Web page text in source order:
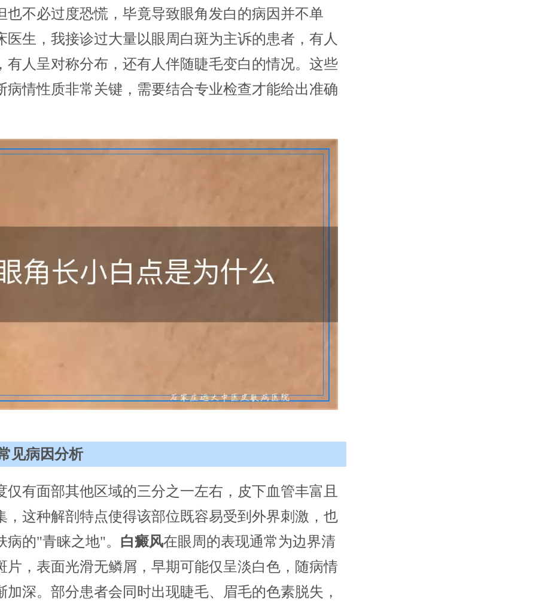
也不必过度恐慌，毕竟导致眼角发白的病因并不单
医生，我接诊过大量以眼周白斑为主诉的患者，有人
有人呈对称分布，还有人伴随睫毛变白的情况。这些
病情性质非常关键，需要结合专业检查才能给出准确
见病因分析
仅有面部其他区域的三分之一左右，皮下血管丰富且
，这种解剖特点使得该部位既容易受到外界刺激，也
病的"青睐之地"。 白癜风在眼周的表现通常为边界清
片，表面光滑无鳞屑，早期可能仅呈淡白色，随病情
加深。部分患者会同时出现睫毛、眉毛的色素脱失，